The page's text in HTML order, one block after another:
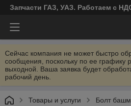
Запчасти ГАЗ, УАЗ. Работаем с
Сейчас компания не может быстро
сообщения, поскольку по ее графику
выходной. Ваша заявка будет
рабочий день.
Товары и услуги Болт